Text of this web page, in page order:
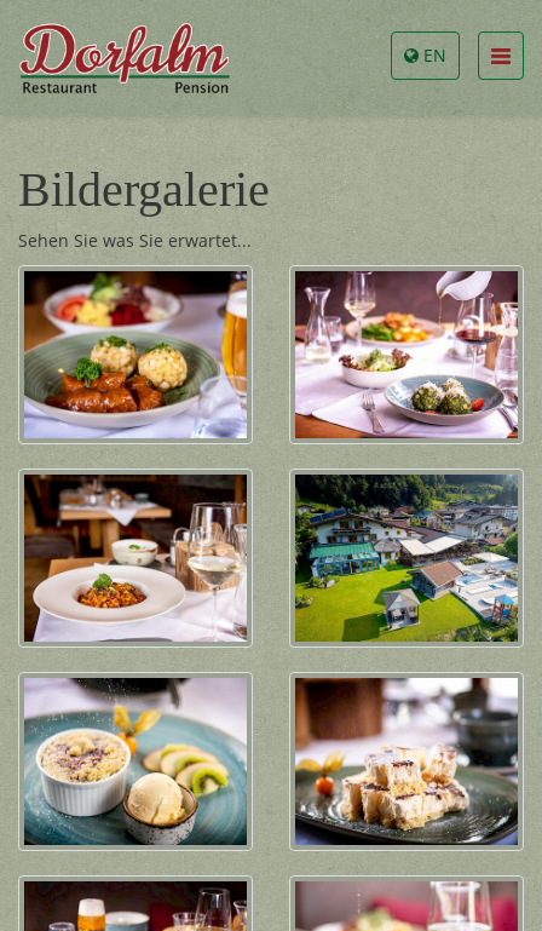
EN
Bildergalerie
Sehen Sie was Sie erwartet...